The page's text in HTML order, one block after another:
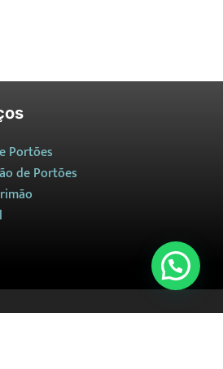
Portões
de Portões